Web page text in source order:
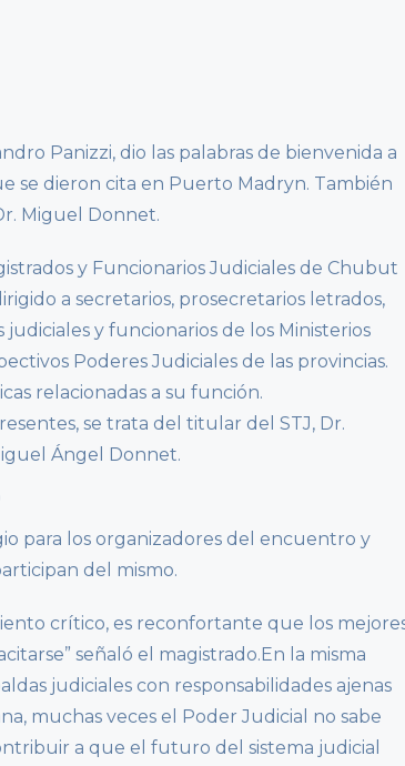
Panizzi, dio las palabras de bienvenida a
se dieron cita en Puerto Madryn. También
Miguel Donnet.
y Funcionarios Judiciales de Chubut
a secretarios, prosecretarios letrados,
y funcionarios de los Ministerios
Poderes Judiciales de las provincias.
relacionadas a su función.
se trata del titular del STJ, Dr.
Ángel Donnet.
para los organizadores del encuentro y
del mismo.
crítico, es reconfortante que los
señaló el magistrado.En la misma
judiciales con responsabilidades ajenas
muchas veces el Poder Judicial no sabe
a que el futuro del sistema judicial